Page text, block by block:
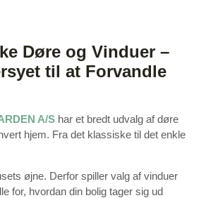
Døre og Vinduer –
til at Forvandle
A/S har et bredt udvalg af døre
hjem. Fra det klassiske til det enkle
øjne. Derfor spiller valg af vinduer
for, hvordan din bolig tager sig ud